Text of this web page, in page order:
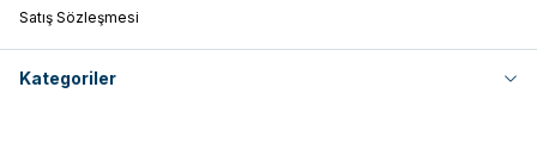
Satış Sözleşmesi
Kategoriler